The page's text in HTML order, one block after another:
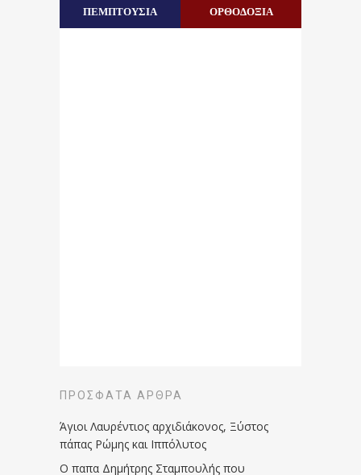
ΠΕΜΠΤΟΥΣΙΑ ΟΡΘΟΔΟΞΙΑ
ΠΡΌΣΦΑΤΑ ΆΡΘΡΑ
Άγιοι Λαυρέντιος αρχιδιάκονος, Ξύστος
πάπας Ρώμης και Ιππόλυτος
Ο παπα Δημήτρης Σταμπουλής που